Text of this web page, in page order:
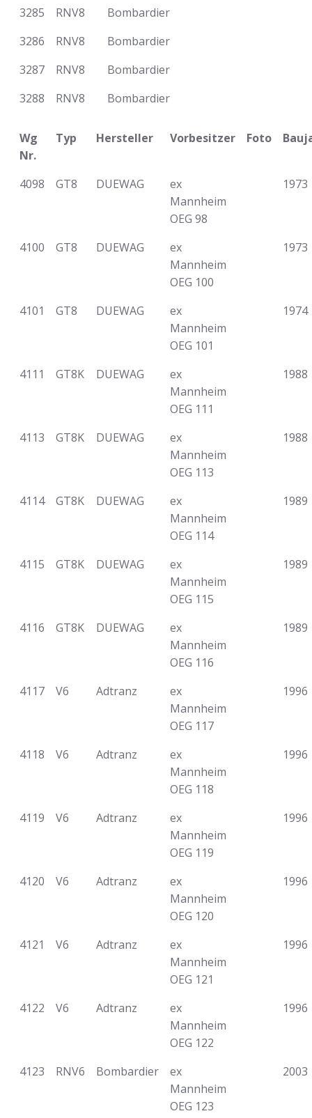
3285
RNV8
Bombardier
3286
RNV8
Bombardier
3287
RNV8
Bombardier
3288
RNV8 Bombardier
Wg
Nr.
Typ Hersteller Vorbesitzer Foto
4098 GT8 DUEWAG
ex
Mannheim
OEG 98
1973
4100 GT8 DUEWAG
ex
Mannheim
OEG 100
1973
4101 GT8 DUEWAG
ex
Mannheim
OEG 101
1974
4111 GT8K DUEWAG
ex
Mannheim
OEG 111
1988
4113 GT8K DUEWAG
ex
Mannheim
OEG 113
1988
4114 GT8K DUEWAG
ex
Mannheim
OEG 114
1989
4115 GT8K DUEWAG
ex
Mannheim
OEG 115
1989
4116 GT8K DUEWAG
ex
Mannheim
OEG 116
1989
4117 V6 Adtranz
ex
Mannheim
OEG 117
1996
4118 V6 Adtranz
ex
Mannheim
OEG 118
1996
4119 V6 Adtranz
ex
Mannheim
OEG 119
1996
4120 V6 Adtranz
ex
Mannheim
OEG 120
1996
4121 V6 Adtranz
ex
Mannheim
OEG 121
1996
4122 V6 Adtranz
ex
Mannheim
OEG 122
1996
4123 RNV6 Bombardier
ex
Mannheim
OEG 123
2003